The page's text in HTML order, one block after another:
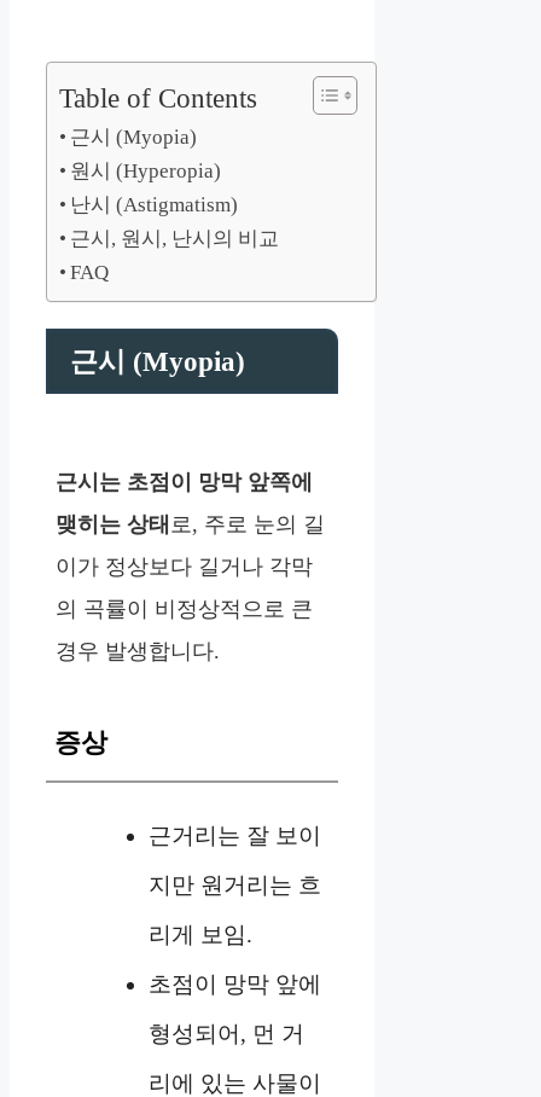
Table of Contents
근시 (Myopia)
원시 (Hyperopia)
난시 (Astigmatism)
근시, 원시, 난시의 비교
FAQ
근시 (Myopia)
근시는 초점이 망막 앞쪽에
맺히는 상태 로, 주로 눈의 길
이가 정상보다 길거나 각막
의 곡률이 비정상적으로 큰
경우 발생합니다.
증상
근거리는 잘 보이
지만 원거리는 흐
리게 보임.
초점이 망막 앞에
형성되어, 먼 거
리에 있는 사물이